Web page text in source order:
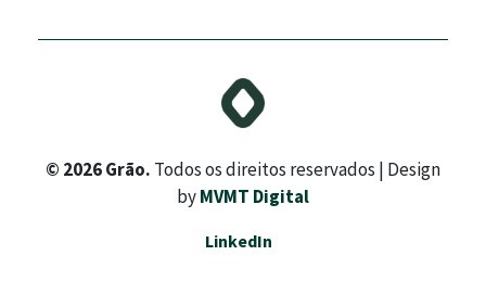
© 2026 Grão. Todos os direitos reservados | Design
byMVMT Digital
LinkedIn